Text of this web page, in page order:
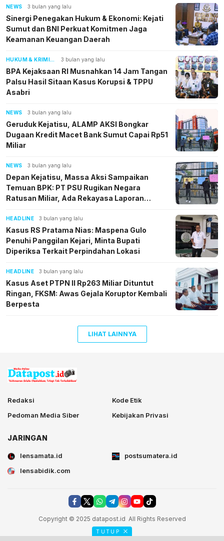
NEWS 3 bulan yang lalu
Sinergi Penegakan Hukum & Ekonomi: Kejati
Sumut dan BNI Perkuat Komitmen Jaga
Keamanan Keuangan Daerah
HUKUM & KRIMINAL 3 bulan yang lalu
BPA Kejaksaan RI Musnahkan 14 Jam Tangan
Palsu Hasil Sitaan Kasus Korupsi & TPPU
Asabri
NEWS 3 bulan yang lalu
Geruduk Kejatisu, ALAMP AKSI Bongkar
Dugaan Kredit Macet Bank Sumut Capai Rp51
Miliar
NEWS 3 bulan yang lalu
Depan Kejatisu, Massa Aksi Sampaikan
Temuan BPK: PT PSU Rugikan Negara
Ratusan Miliar, Ada Rekayasa Laporan
HEADLINE 3 bulan yang lalu
Kasus RS Pratama Nias: Maspena Gulo
Penuhi Panggilan Kejari, Minta Bupati
Diperiksa Terkait Perpindahan Lokasi
HEADLINE 3 bulan yang lalu
Kasus Aset PTPN II Rp263 Miliar Dituntut
Ringan, FKSM: Awas Gejala Koruptor Kembali
Berpesta
LIHAT LAINNYA
Redaksi
Kode Etik
Pedoman Media Siber
Kebijakan Privasi
JARINGAN
lensamata.id
postsumatera.id
lensabidik.com
Copyright © 2025 datapost.id All Rights Reserved
TUTUP